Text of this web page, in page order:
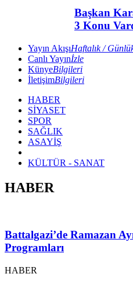
Başkan
3 Konu
Yayın AkışıHaftalık /
Canlı Yayınİzle
KünyeBilgileri
İletişimBilgileri
HABER
SİYASET
SPOR
SAĞLIK
ASAYİŞ
KÜLTÜR - SANAT
HABER
Battalgazi’de Ramazan
Programları
HABER